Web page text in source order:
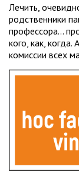
Лечить,
родственники
профессора…
кого, как,
комиссии всех